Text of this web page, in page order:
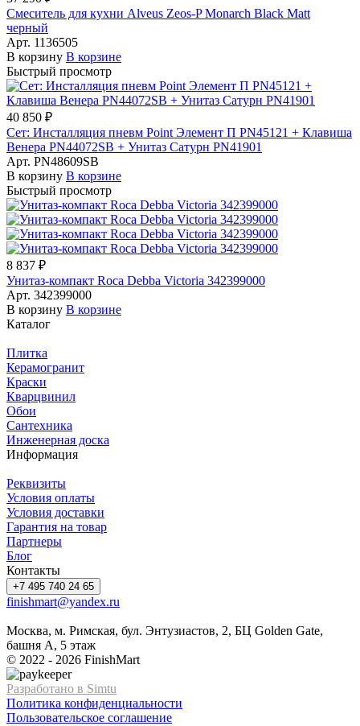
Смеситель для кухни Alveus Zeos-P Monarch Black Matt
черный
Арт. 1136505
В корзину В корзине
Быстрый просмотр
40 850 ₽
Сет: Инсталляция пневм Point Элемент П PN45121 + Клавиша
Венера PN44072SB + Унитаз Сатурн PN41901
Арт. PN48609SB
В корзину В корзине
Быстрый просмотр
8 837 ₽
Унитаз-компакт Roca Debba Victoria 342399000
Арт. 342399000
В корзину В корзине
Каталог
Плитка
Керамогранит
Краски
Кварцвинил
Обои
Сантехника
Инженерная доска
Информация
Реквизиты
Условия оплаты
Условия доставки
Гарантия на товар
Партнеры
Блог
Контакты
+7 495 740 24 65
finishmart@yandex.ru
Москва, м. Римская, бул. Энтузиастов, 2, БЦ Golden Gate,
башня А, 5 этаж
© 2022 - 2026 FinishMart
Разработано в Simtu
Политика конфиденциальности
Пользовательское соглашение